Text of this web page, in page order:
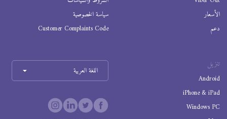
الأسعار
دعم
سياسة الخصوصية
Customer Complaints Code
تنزيل
Android
iPhone & iPad
Windows PC
اللغة العربية